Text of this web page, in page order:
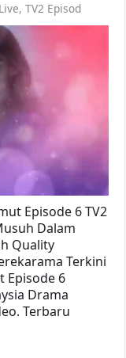
,TV2 Episod
Episode 6 TV2
Dalam
Quality
Terkini
Episode 6
Drama
Terbaru